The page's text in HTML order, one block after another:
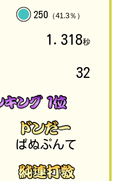
250 （41.3％）
1.318秒
32
ぱぬぷんて